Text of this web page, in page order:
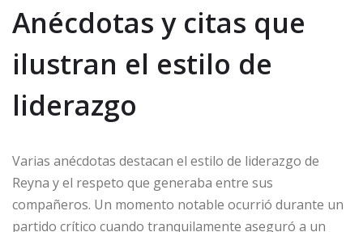
Anécdotas y citas que
ilustran el estilo de
liderazgo
Varias anécdotas destacan el estilo de liderazgo de
Reyna y el respeto que generaba entre sus
compañeros. Un momento notable ocurrió durante un
partido crítico cuando tranquilamente aseguró a un